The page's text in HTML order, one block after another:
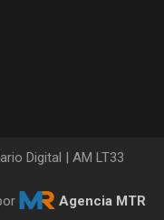
Digital | AM LT33
Agencia MTR